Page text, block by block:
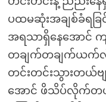
ပထမဆုံးအချစ်ခံရ
အရသာရှိနေအောင် က
တချက်တချက်ယက်
တင်းတင်းသွားတယ်ဗ
အောင် ဖိသိပ်လိုက်တ